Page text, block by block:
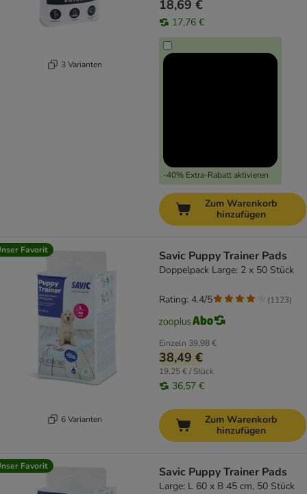
3 Varianten
18,69 €
17,76 €
-40% Extra-Rabatt aktivieren
Zum Warenkorb
hinzufügen
Favorit
6 Varianten
Savic Puppy Trainer Pads
Doppelpack Large: 2 x 50 Stück
Einzeln 39,98 €
38,49 €
19,25 € / Stück
36,57 €
Rating: 4.4/5 (1123)
Zum Warenkorb
hinzufügen
Favorit Savic Puppy Trainer Pads
Large: L 60 x B 45 cm, 50 Stück